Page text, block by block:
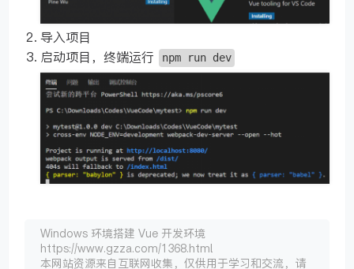
导入项目
启动项目，终端运行
npm run dev
Windows 环境搭建 Vue 开发环境
https://www.gzza.com/1368.html
本网站资源来自互联网收集，仅供用于学习和交流，请